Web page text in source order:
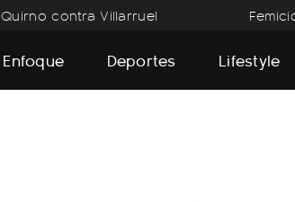
Quirno contra Villarruel
Enfoque Deportes Lifestyle